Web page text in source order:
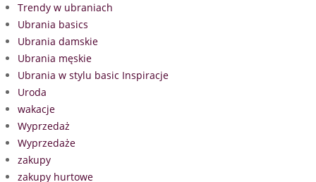
Trendy w ubraniach
Ubrania basics
Ubrania damskie
Ubrania męskie
Ubrania w stylu basic Inspiracje
Uroda
wakacje
Wyprzedaż
Wyprzedaże
zakupy
zakupy hurtowe